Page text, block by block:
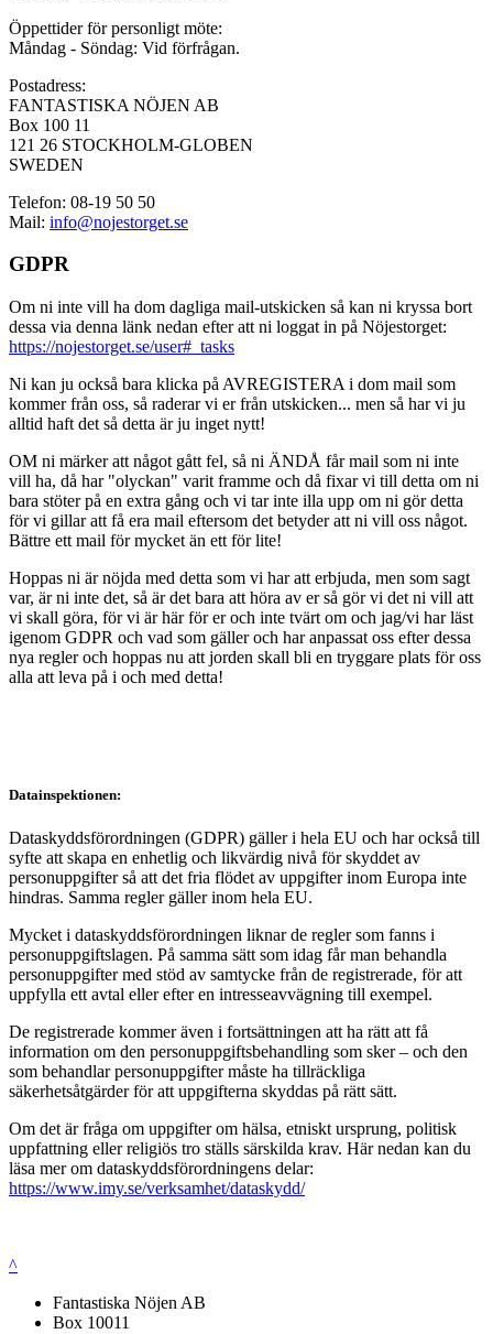
Öppettider för personligt möte:
Måndag - Söndag: Vid förfrågan.
Postadress:
FANTASTISKA NÖJEN AB
Box 100 11
121 26 STOCKHOLM-GLOBEN
SWEDEN
Telefon: 08-19 50 50
Mail: info@nojestorget.se
GDPR
Om ni inte vill ha dom dagliga mail-utskicken så kan ni kryssa bort
dessa via denna länk nedan efter att ni loggat in på Nöjestorget:
https://nojestorget.se/user#_tasks
Ni kan ju också bara klicka på AVREGISTERA i dom mail som
kommer från oss, så raderar vi er från utskicken... men så har vi ju
alltid haft det så detta är ju inget nytt!
OM ni märker att något gått fel, så ni ÄNDÅ får mail som ni inte
vill ha, då har "olyckan" varit framme och då fixar vi till detta om ni
bara stöter på en extra gång och vi tar inte illa upp om ni gör detta
för vi gillar att få era mail eftersom det betyder att ni vill oss något.
Bättre ett mail för mycket än ett för lite!
Hoppas ni är nöjda med detta som vi har att erbjuda, men som sagt
var, är ni inte det, så är det bara att höra av er så gör vi det ni vill att
vi skall göra, för vi är här för er och inte tvärt om och jag/vi har läst
igenom GDPR och vad som gäller och har anpassat oss efter dessa
nya regler och hoppas nu att jorden skall bli en tryggare plats för oss
alla att leva på i och med detta!
Datainspektionen:
Dataskyddsförordningen (GDPR) gäller i hela EU och har också till
syfte att skapa en enhetlig och likvärdig nivå för skyddet av
personuppgifter så att det fria flödet av uppgifter inom Europa inte
hindras. Samma regler gäller inom hela EU.
Mycket i dataskyddsförordningen liknar de regler som fanns i
personuppgiftslagen. På samma sätt som idag får man behandla
personuppgifter med stöd av samtycke från de registrerade, för att
uppfylla ett avtal eller efter en intresseavvägning till exempel.
De registrerade kommer även i fortsättningen att ha rätt att få
information om den personuppgiftsbehandling som sker – och den
som behandlar personuppgifter måste ha tillräckliga
säkerhetsåtgärder för att uppgifterna skyddas på rätt sätt.
Om det är fråga om uppgifter om hälsa, etniskt ursprung, politisk
uppfattning eller religiös tro ställs särskilda krav. Här nedan kan du
läsa mer om dataskyddsförordningens delar:
https://www.imy.se/verksamhet/dataskydd/
^
Fantastiska Nöjen AB
Box 10011